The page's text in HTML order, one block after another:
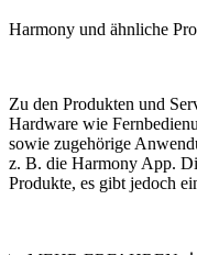
Harmony und ähnliche
Zu den Produkten und
Hardware wie
sowie zugehörige
z. B. die Harmony App.
Produkte, es gibt jedoch